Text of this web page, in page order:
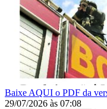
Baixe AQUI o PDF da
29/07/2026 às 07:08